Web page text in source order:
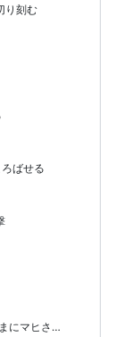
り刻む
ばせる
敵１グループに地獄のいかずちたまにマヒさせる